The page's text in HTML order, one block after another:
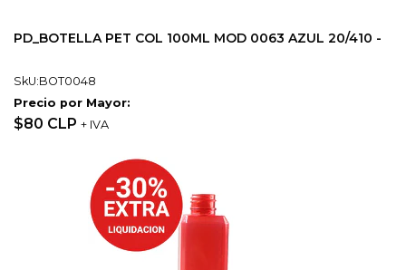
PD_BOTELLA PET COL 100ML MOD 0063 AZUL 20/410 -
SkU:BOT0048
Precio por Mayor:
$80 CLP + IVA